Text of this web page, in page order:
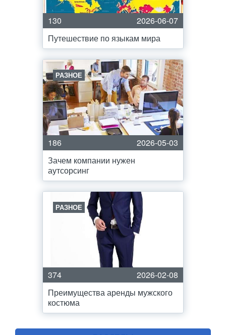
130
2026-06-07
Путешествие по языкам мира
РАЗНОЕ
186
2026-05-03
Зачем компании нужен
аутсорсинг
РАЗНОЕ
374
2026-02-08
Преимущества аренды мужского
костюма